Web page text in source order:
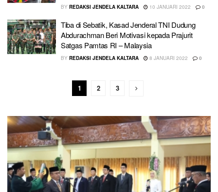
BY REDAKSI JENDELA KALTARA 10 JANUARI 2022 0
Tiba di Sebatik, Kasad Jenderal TNI Dudung
Abdurachman Beri Motivasi kepada Prajurit
Satgas Pamtas RI – Malaysia
BY REDAKSI JENDELA KALTARA 8 JANUARI 2022 0
1 2 3